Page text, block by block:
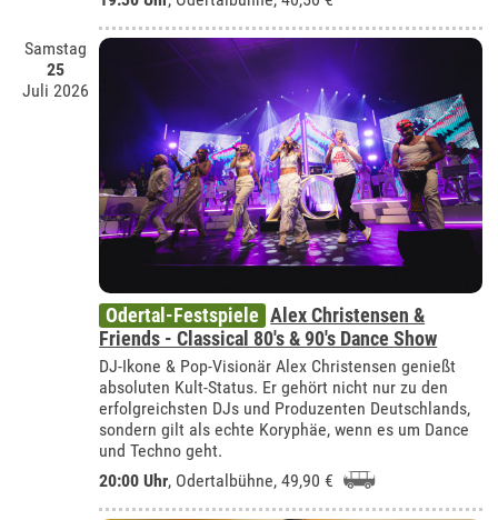
Samstag
25
Juli 2026
Odertal-Festspiele Alex Christensen &
Friends - Classical 80's & 90's Dance Show
DJ-Ikone & Pop-Visionär Alex Christensen genießt
absoluten Kult-Status. Er gehört nicht nur zu den
erfolgreichsten DJs und Produzenten Deutschlands,
sondern gilt als echte Koryphäe, wenn es um Dance
und Techno geht.
20:00 Uhr, Odertalbühne, 49,90 €